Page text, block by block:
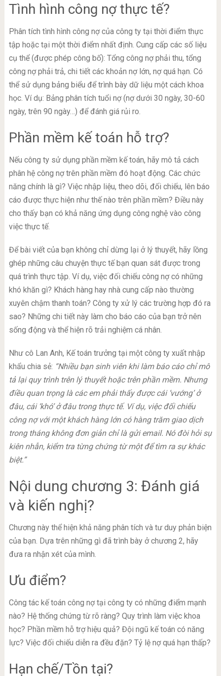
Tình hình công nợ thực tế?
Phân tích tình hình công nợ của công ty tại thời điểm thực
tập hoặc tại một thời điểm nhất định. Cung cấp các số liệu
cụ thể (được phép công bố): Tổng công nợ phải thu, tổng
công nợ phải trả, chi tiết các khoản nợ lớn, nợ quá hạn. Có
thể sử dụng bảng biểu để trình bày dữ liệu một cách khoa
học. Ví dụ: Bảng phân tích tuổi nợ (nợ dưới 30 ngày, 30-60
ngày, trên 90 ngày…) để đánh giá rủi ro.
Phần mềm kế toán hỗ trợ?
Nếu công ty sử dụng phần mềm kế toán, hãy mô tả cách
phân hệ công nợ trên phần mềm đó hoạt động. Các chức
năng chính là gì? Việc nhập liệu, theo dõi, đối chiếu, lên báo
cáo được thực hiện như thế nào trên phần mềm? Điều này
cho thấy bạn có khả năng ứng dụng công nghệ vào công
việc thực tế.
Để bài viết của bạn không chỉ dừng lại ở lý thuyết, hãy lồng
ghép những câu chuyện thực tế bạn quan sát được trong
quá trình thực tập. Ví dụ, việc đối chiếu công nợ có những
khó khăn gì? Khách hàng hay nhà cung cấp nào thường
xuyên chậm thanh toán? Công ty xử lý các trường hợp đó ra
sao? Những chi tiết này làm cho báo cáo của bạn trở nên
sống động và thể hiện rõ trải nghiệm cá nhân.
Như cô Lan Anh, Kế toán trưởng tại một công ty xuất nhập
khẩu chia sẻ: “Nhiều bạn sinh viên khi làm báo cáo chỉ mô
tả lại quy trình trên lý thuyết hoặc trên phần mềm. Nhưng
điều quan trọng là các em phải thấy được cái ‘vướng’ ở
đâu, cái ‘khó’ ở đâu trong thực tế. Ví dụ, việc đối chiếu
công nợ với một khách hàng lớn có hàng trăm giao dịch
trong tháng không đơn giản chỉ là gửi email. Nó đòi hỏi sự
kiên nhẫn, kiểm tra từng chứng từ một để tìm ra sự khác
biệt.”
Nội dung chương 3: Đánh giá
và kiến nghị?
Chương này thể hiện khả năng phân tích và tư duy phản biện
của bạn. Dựa trên những gì đã trình bày ở chương 2, hãy
đưa ra nhận xét của mình.
Ưu điểm?
Công tác kế toán công nợ tại công ty có những điểm mạnh
nào? Hệ thống chứng từ rõ ràng? Quy trình làm việc khoa
học? Phần mềm hỗ trợ hiệu quả? Đội ngũ kế toán có năng
lực? Việc đối chiếu diễn ra đều đặn? Tỷ lệ nợ quá hạn thấp?
Hạn chế/Tồn tại?